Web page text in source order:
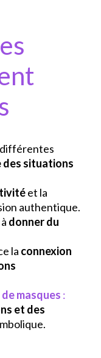
différentes
des situations
et la
authentique.
donner du
la connexion
masques :
et des